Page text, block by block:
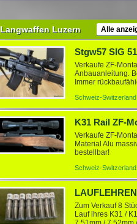
Langwaffen Luzern Alle
Stgw57 SIG
Verkaufe ZF-
Anbauanleitung.
Immer
Schweiz-
K31 Rail ZF-
Verkaufe ZF-
Material Alu
bestellbar!
Schweiz-
Zum Verkauf 8
Lauf ihres K31 /